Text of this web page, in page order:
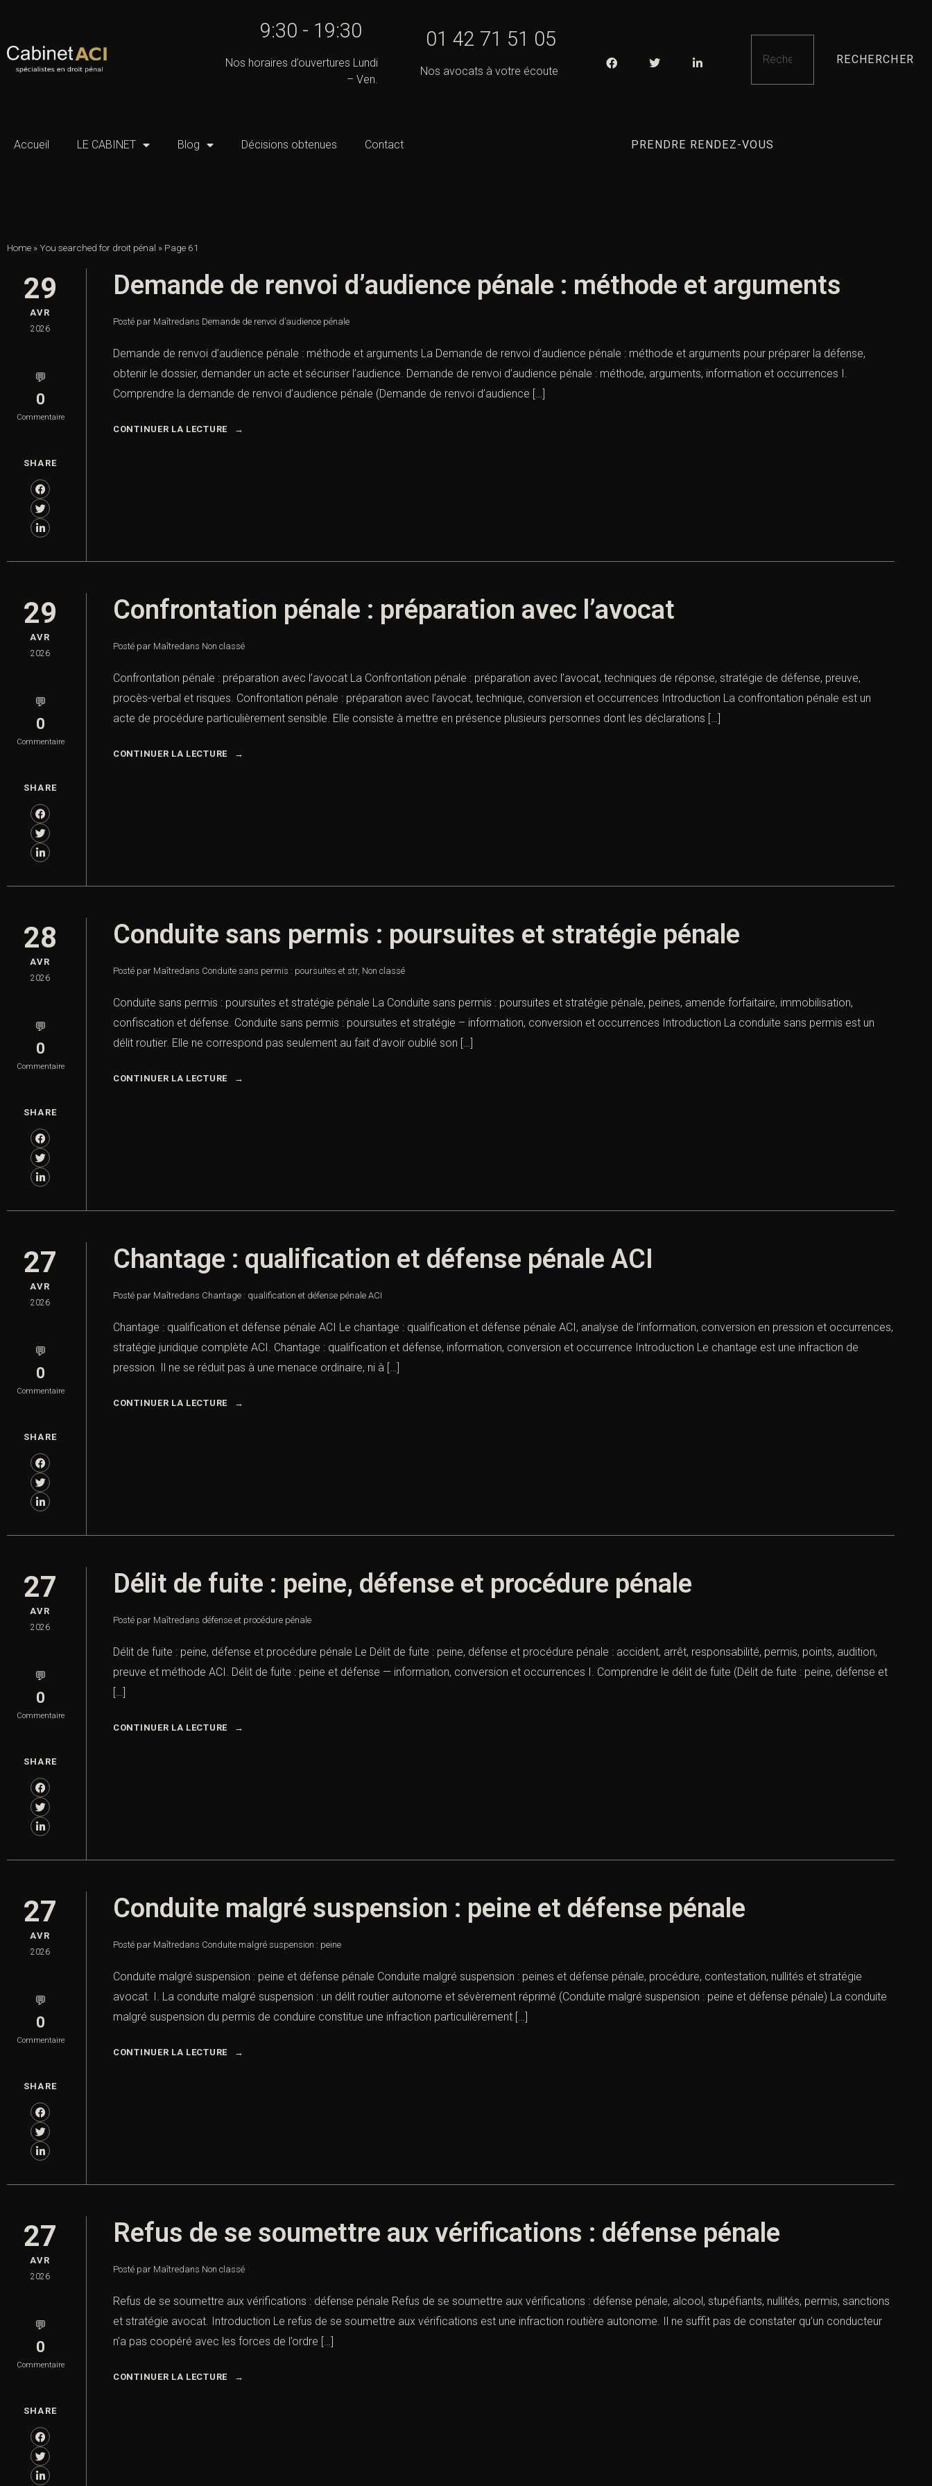
9:30 - 19:30
Nos horaires d’ouvertures Lundi
– Ven.
01 42 71 51 05
Nos avocats à votre écoute
RECHERCHER
Accueil LE CABINET Blog Décisions obtenues Contact PRENDRE RENDEZ-VOUS
Home »You searched for droit pénal » Page 61
29
AVR
2026
💬
0
Commentaire
SHARE
Demande de renvoi d’audience pénale : méthode et arguments
Posté par Maîtredans Demande de renvoi d’audience pénale
Demande de renvoi d’audience pénale : méthode et arguments La Demande de renvoi d’audience pénale : méthode et arguments pour préparer la défense,
obtenir le dossier, demander un acte et sécuriser l’audience. Demande de renvoi d’audience pénale : méthode, arguments, information et occurrences I.
Comprendre la demande de renvoi d’audience pénale (Demande de renvoi d’audience […]
CONTINUER LA LECTURE
29
AVR
2026
💬
0
Commentaire
SHARE
Confrontation pénale : préparation avec l’avocat
Posté par Maîtredans Non classé
Confrontation pénale : préparation avec l’avocat La Confrontation pénale : préparation avec l’avocat, techniques de réponse, stratégie de défense, preuve,
procès-verbal et risques. Confrontation pénale : préparation avec l’avocat, technique, conversion et occurrences Introduction La confrontation pénale est un
acte de procédure particulièrement sensible. Elle consiste à mettre en présence plusieurs personnes dont les déclarations […]
CONTINUER LA LECTURE
28
AVR
2026
💬
0
Commentaire
SHARE
Conduite sans permis : poursuites et stratégie pénale
Posté par Maîtredans Conduite sans permis : poursuites et str, Non classé
Conduite sans permis : poursuites et stratégie pénale La Conduite sans permis : poursuites et stratégie pénale, peines, amende forfaitaire, immobilisation,
confiscation et défense. Conduite sans permis : poursuites et stratégie – information, conversion et occurrences Introduction La conduite sans permis est un
délit routier. Elle ne correspond pas seulement au fait d’avoir oublié son […]
CONTINUER LA LECTURE
27
AVR
2026
💬
0
Commentaire
SHARE
Chantage : qualification et défense pénale ACI
Posté par Maîtredans Chantage : qualification et défense pénale ACI
Chantage : qualification et défense pénale ACI Le chantage : qualification et défense pénale ACI, analyse de l’information, conversion en pression et occurrences,
stratégie juridique complète ACI. Chantage : qualification et défense, information, conversion et occurrence Introduction Le chantage est une infraction de
pression. Il ne se réduit pas à une menace ordinaire, ni à […]
CONTINUER LA LECTURE
27
AVR
2026
💬
0
Commentaire
SHARE
Délit de fuite : peine, défense et procédure pénale
Posté par Maîtredans défense et procédure pénale
Délit de fuite : peine, défense et procédure pénale Le Délit de fuite : peine, défense et procédure pénale : accident, arrêt, responsabilité, permis, points, audition,
preuve et méthode ACI. Délit de fuite : peine et défense — information, conversion et occurrences I. Comprendre le délit de fuite (Délit de fuite : peine, défense et
[…]
CONTINUER LA LECTURE
27
AVR
2026
💬
0
Commentaire
SHARE
Conduite malgré suspension : peine et défense pénale
Posté par Maîtredans Conduite malgré suspension : peine
Conduite malgré suspension : peine et défense pénale Conduite malgré suspension : peines et défense pénale, procédure, contestation, nullités et stratégie
avocat. I. La conduite malgré suspension : un délit routier autonome et sévèrement réprimé (Conduite malgré suspension : peine et défense pénale) La conduite
malgré suspension du permis de conduire constitue une infraction particulièrement […]
CONTINUER LA LECTURE
27
AVR
2026
💬
0
Commentaire
SHARE
Refus de se soumettre aux vérifications : défense pénale
Posté par Maîtredans Non classé
Refus de se soumettre aux vérifications : défense pénale Refus de se soumettre aux vérifications : défense pénale, alcool, stupéfiants, nullités, permis, sanctions
et stratégie avocat. Introduction Le refus de se soumettre aux vérifications est une infraction routière autonome. Il ne suffit pas de constater qu’un conducteur
n’a pas coopéré avec les forces de l’ordre […]
CONTINUER LA LECTURE